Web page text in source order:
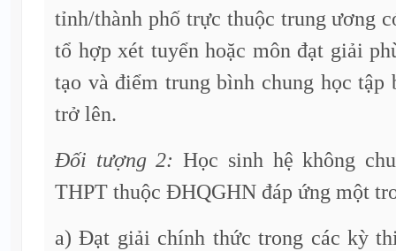
tỉnh/thành phố trực thuộc trung ương
tổ hợp xét tuyển hoặc môn đạt giải
tạo và điểm trung bình chung học tập
trở lên.
Đối tượng 2:Học sinh hệ không
THPT thuộc ĐHQGHN đáp ứng một
a) Đạt giải chính thức trong các kỳ